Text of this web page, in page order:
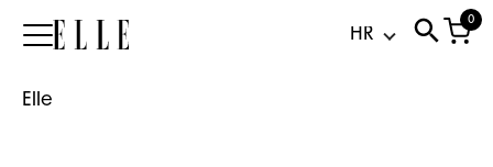
Elle
0
Elle